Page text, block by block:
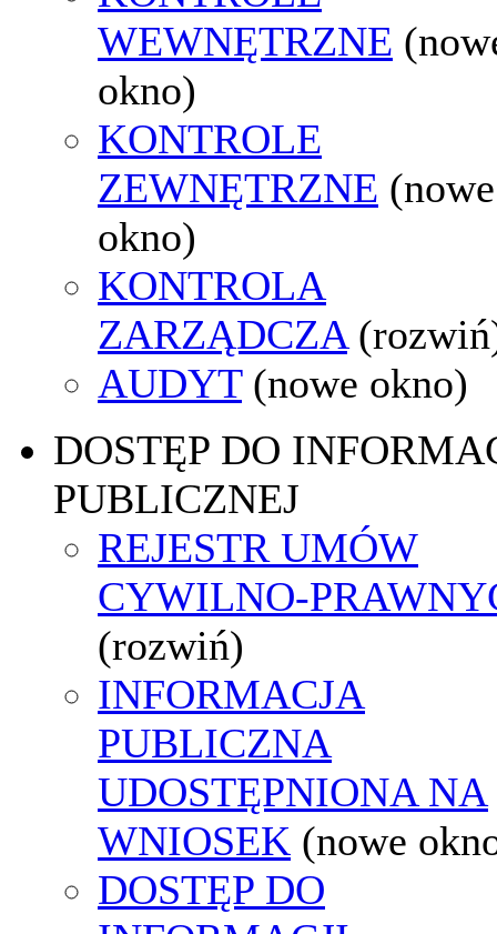
WEWNĘTRZNE
okno)
KONTROLE
ZEWNĘTRZNE (nowe
okno)
KONTROLA
ZARZĄDCZA
AUDYT (nowe okno)
DOSTĘP DO
PUBLICZNEJ
REJESTR UMÓW
CYWILNO-
(rozwiń)
INFORMACJA
PUBLICZNA
UDOSTĘPNIONA NA
WNIOSEK (nowe
DOSTĘP DO